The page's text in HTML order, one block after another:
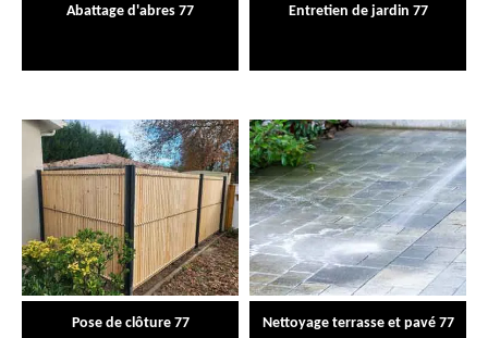
Abattage d'abres 77 Entretien de jardin 77
Pose de clôture 77 Nettoyage terrasse et pavé 77